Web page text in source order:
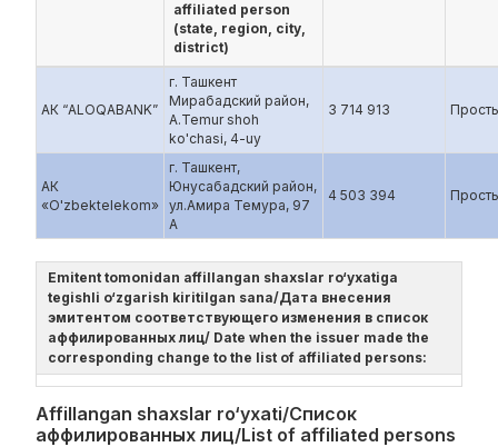
affiliated person
(state, region, city,
district)
АК “ALOQABANK”
г. Ташкент
Мирабадский район,
A.Temur shoh
ko'chasi, 4-uy
3 714 913
АК
«O'zbektelekom»
г. Ташкент,
Юнусабадский район,
ул.Амира Темура, 97
А
4 503 394
Emitent tomonidan affillangan shaxslar ro‘yxatiga
tegishli o‘zgarish kiritilgan sana/Дата внесения
эмитентом соответствующего изменения в список
аффилированных лиц/ Date when the issuer made the
corresponding change to the list of affiliated persons:
Affillangan shaxslar ro‘yxati/Список
аффилированных лиц/List of affiliated persons